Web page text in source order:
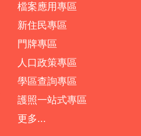
檔案應用專區
新住民專區
門牌專區
人口政策專區
學區查詢專區
護照一站式專區
更多...